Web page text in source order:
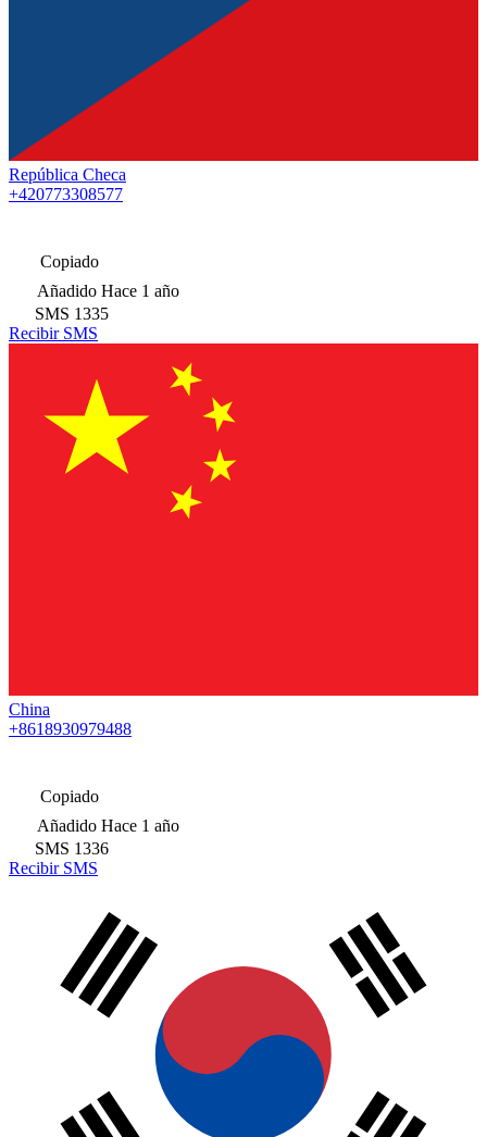
República Checa
+420773308577
Copiado
Añadido Hace 1 año
SMS 1335
Recibir SMS
China
+8618930979488
Copiado
Añadido Hace 1 año
SMS 1336
Recibir SMS